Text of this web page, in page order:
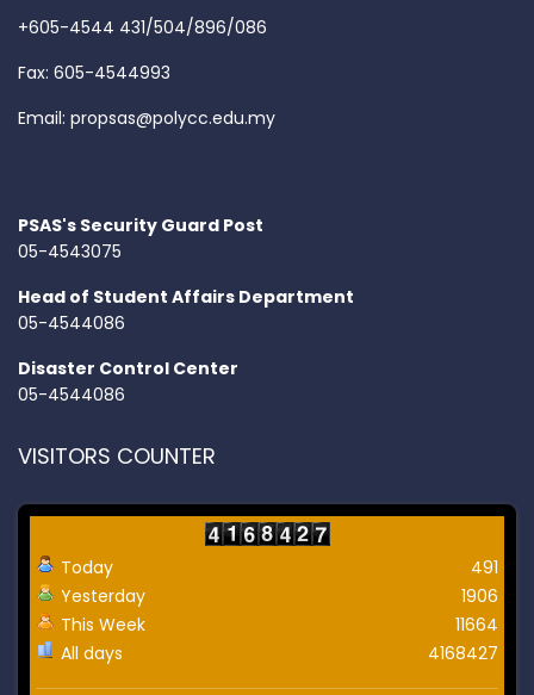
+605-4544 431/504/896/086
Fax: 605-4544993
Email: propsas@polycc.edu.my
PSAS's Security Guard Post
05-4543075
Head of Student Affairs Department
05-4544086
Disaster Control Center
05-4544086
VISITORS COUNTER
Today
Yesterday
This Week
All days
491
1906
11664
4168427